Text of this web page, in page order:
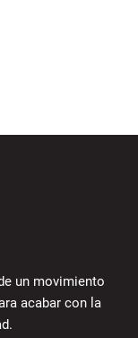
un movimiento
acabar con la